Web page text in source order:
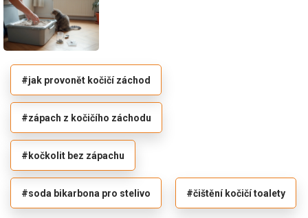
#jak provonět kočičí záchod
#zápach z kočičího záchodu
#kočkolit bez zápachu
#soda bikarbona pro stelivo #čištění kočičí toalety